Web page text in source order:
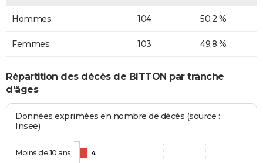
Hommes 104 50,2 %
Femmes 103 49,8 %
Répartition des décès de BITTON par tranche
d'âges
Données exprimées en nombre de décès (source :
Insee)
4
Moins de 10 ans